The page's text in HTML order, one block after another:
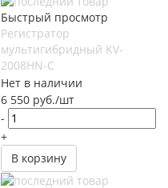
Быстрый просмотр
Регистратор
мультигибридный KV-
2008HN-C
Нет в наличии
6 550 руб./шт
-
+
В корзину